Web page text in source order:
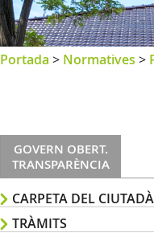
Portada > Normatives >
GOVERN OBERT.
TRANSPARÈNCIA
CARPETA DEL CIUTADÀ
TRÀMITS